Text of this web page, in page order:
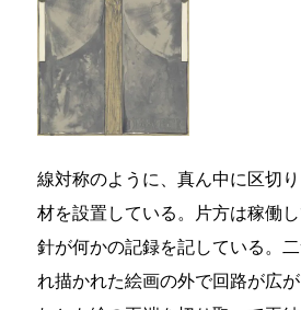
線対称のように、真ん中に区切
材を設置している。片方は稼働
針が何かの記録を記している。
れ描かれた絵画の外で回路が広